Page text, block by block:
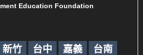
Education Foundation
新竹 台中 嘉義 台南